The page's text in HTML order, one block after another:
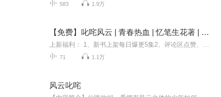
583 1.9万
【免费】叱咤风云 | 青春热血 | 忆笔生花著 | 多人精品剧
71 1.1万
风云叱咤